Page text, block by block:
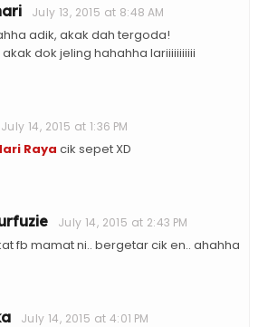
July 13, 2015 at 8:48 AM
adik, akak dah tergoda!
dok jeling hahahha lariiiiiiiiiii
July 14, 2015 at 1:36 PM
Raya cik sepet XD
July 14, 2015 at 2:43 PM
fb mamat ni.. bergetar cik en.. ahahha
July 14, 2015 at 4:01 PM